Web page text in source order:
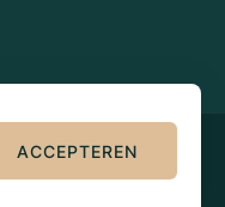
ACCEPTEREN
Algemene
voorwaarden